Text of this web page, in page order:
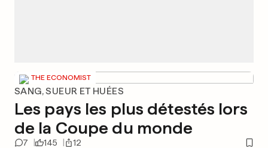
THE ECONOMIST
SANG, SUEUR ET HUÉES
Les pays les plus détestés lors
de la Coupe du monde
7 145 12